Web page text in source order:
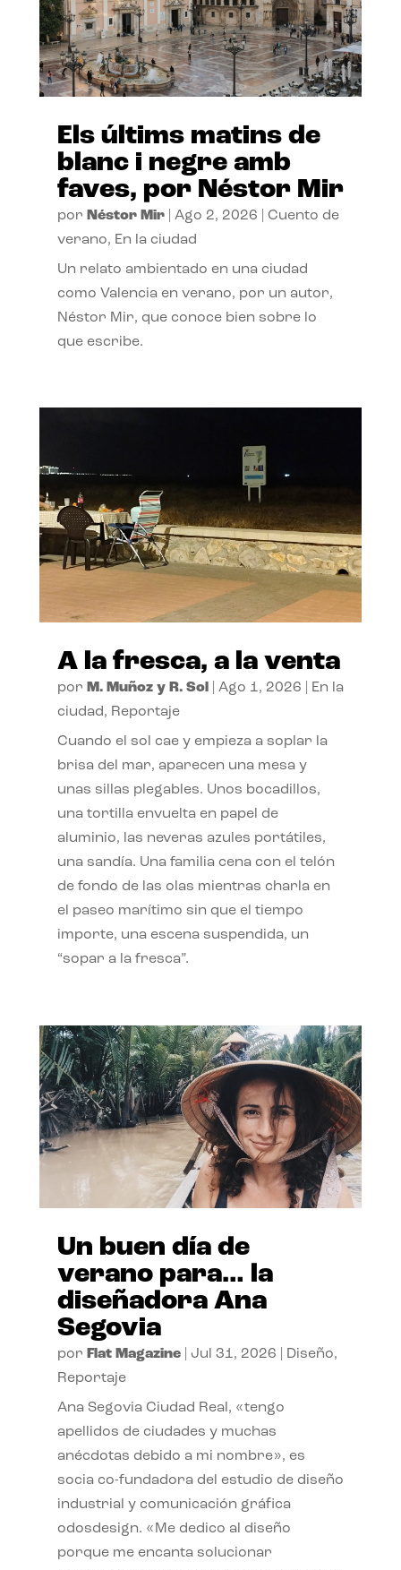
Els últims matins de
blanc i negre amb
faves, por Néstor Mir
por Néstor Mir| Ago 2, 2026
Cuento de
verano, En la ciudad
Un relato ambientado en una ciudad
como Valencia en verano, por un autor,
Néstor Mir, que conoce bien sobre lo
que escribe.
A la fresca, a la venta
por M. Muñoz y R. Sol| Ago 1, 2026
En la
ciudad, Reportaje
Cuando el sol cae y empieza a soplar la
brisa del mar, aparecen una mesa y
unas sillas plegables. Unos bocadillos,
una tortilla envuelta en papel de
aluminio, las neveras azules portátiles,
una sandía. Una familia cena con el telón
de fondo de las olas mientras charla en
el paseo marítimo sin que el tiempo
importe, una escena suspendida, un
“sopar a la fresca”.
Un buen día de
verano para… la
diseñadora Ana
Segovia
por Flat Magazine| Jul 31, 2026 Diseño,
Reportaje
Ana Segovia Ciudad Real, «tengo
apellidos de ciudades y muchas
anécdotas debido a mi nombre», es
socia co-fundadora del estudio de diseño
industrial y comunicación gráfica
odosdesign. «Me dedico al diseño
porque me encanta solucionar